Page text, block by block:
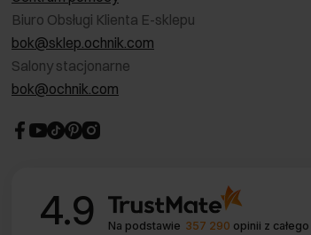
Biuro Obsługi Klienta E-sklepu
bok@sklep.ochnik.com
Salony stacjonarne
bok@ochnik.com
4.9 Na podstawie 357 290 opinii z